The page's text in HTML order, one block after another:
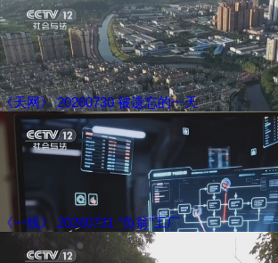
《天网》 20260730 被遗忘的一天
《一线》 20260731 “负翁”工厂